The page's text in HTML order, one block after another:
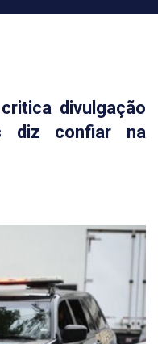
divulgação
diz confiar na